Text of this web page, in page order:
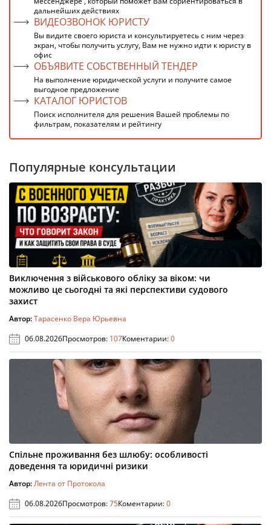
дальнейших действиях
ВИДЕОЗВОНОК ЮРИСТУ
Вы видите своего юриста и консультируетесь с ним через
экран, чтобы получить услугу, Вам не нужно идти к юристу в
офис
ОБЪЯВИТЕ СОБСТВЕННЫЙ ТЕНДЕР
На выполнение юридической услуги и получите самое
выгодное предложение
КАТАЛОГ ЮРИСТОВ
Поиск исполнителя для решения Вашей проблемы по
фильтрам, показателям и рейтингу
Популярные консультации
Виключення з військового обліку за віком: чи
можливо це сьогодні та які перспективи судового
захист
Автор:Тарасенко Вера Юрьевна
06.08.2026Просмотров: 107Коментарии:0
Спільне проживання без шлюбу: особливості
доведення та юридичні ризики
Автор:Лента от Протокола
06.08.2026Просмотров:75Коментарии:0